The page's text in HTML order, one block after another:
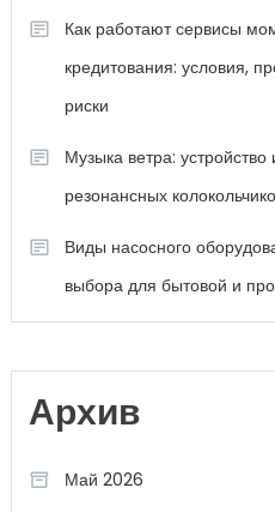
Как работают сервисы
кредитования: условия,
риски
Музыка ветра:
резонансных
Виды насосного
выбора для бытовой и
Архив
Май 2026